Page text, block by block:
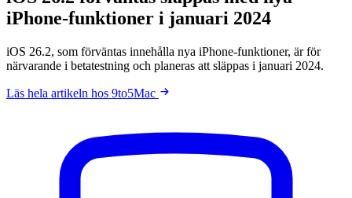
iPhone-funktioner i januari 2024
iOS 26.2, som förväntas innehålla nya iPhone-funktioner, är för
närvarande i betatestning och planeras att släppas i januari 2024.
Läs hela artikeln hos 9to5Mac